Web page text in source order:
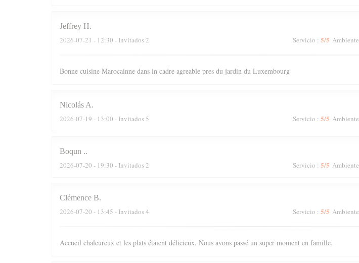
Jeffrey H
2026-07-21 - 12:30 - Invitados 2 Servicio : 5/5 Ambiente
Bonne cuisine Marocainne dans in cadre agreable pres du jardin du Luxembourg
Nicolás A
2026-07-19 - 13:00 - Invitados 5 Servicio : 5/5 Ambiente
Boqun .
2026-07-20 - 19:30 - Invitados 2 Servicio : 5/5 Ambiente
Clémence B
2026-07-20 - 13:45 - Invitados 4 Servicio : 5/5 Ambiente
Accueil chaleureux et les plats étaient délicieux. Nous avons passé un super moment en famille.